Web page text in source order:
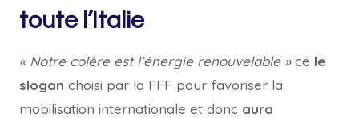
toute l’Italie
« Notre colère est l’énergie renouvelable »ce le
slogan choisi par la FFF pour favoriser la
mobilisation internationale et donc aura